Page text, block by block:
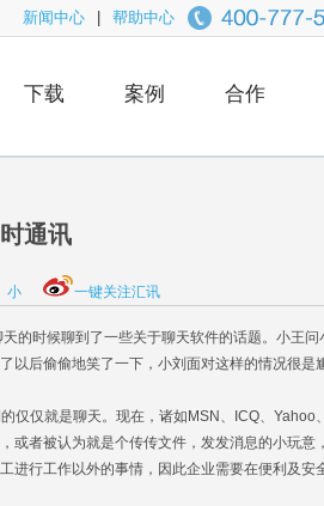
新闻中心 帮助中心
下载 案例 合作
通讯
小 一键关注汇讯
时候聊到了一些关于聊天软件的话题。小王问
以后偷偷地笑了一下，小刘面对这样的情况很是
仅就是聊天。现在，诸如MSN、ICQ、Yahoo、
或者被认为就是个传传文件，发发消息的小玩意
进行工作以外的事情，因此企业需要在便利及安